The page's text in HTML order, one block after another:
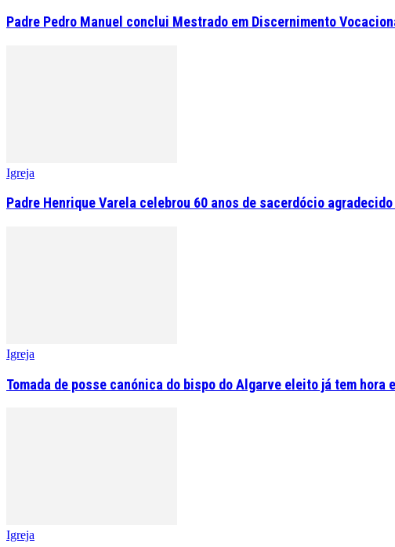
Padre Pedro Manuel conclui Mestrado em Discernimento
Igreja
Padre Henrique Varela celebrou 60 anos de sacerdócio
Igreja
Tomada de posse canónica do bispo do Algarve eleito já tem hora
Igreja